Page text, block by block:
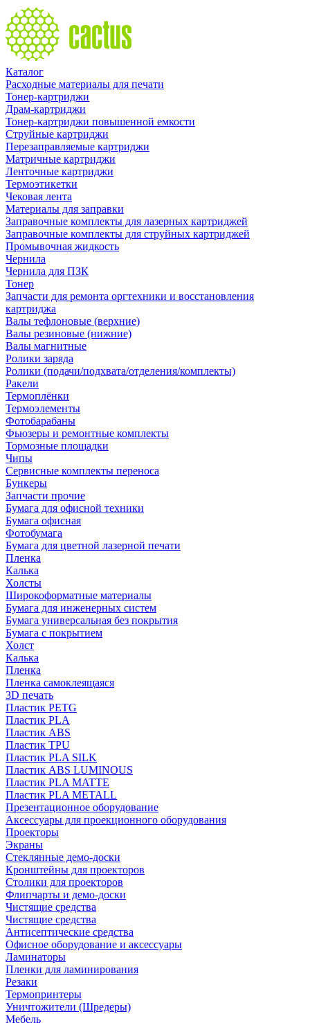
Каталог
Расходные материалы для печати
Тонер-картриджи
Драм-картриджи
Тонер-картриджи повышенной емкости
Струйные картриджи
Перезаправляемые картриджи
Матричные картриджи
Ленточные картриджи
Термоэтикетки
Чековая лента
Материалы для заправки
Заправочные комплекты для лазерных картриджей
Заправочные комплекты для струйных картриджей
Промывочная жидкость
Чернила
Чернила для ПЗК
Тонер
Запчасти для ремонта оргтехники и восстановления
картриджа
Валы тефлоновые (верхние)
Валы резиновые (нижние)
Валы магнитные
Ролики заряда
Ролики (подачи/подхвата/отделения/комплекты)
Ракели
Термоплёнки
Термоэлементы
Фотобарабаны
Фьюзеры и ремонтные комплекты
Тормозные площадки
Чипы
Сервисные комплекты переноса
Бункеры
Запчасти прочие
Бумага для офисной техники
Бумага офисная
Фотобумага
Бумага для цветной лазерной печати
Пленка
Калька
Холсты
Широкоформатные материалы
Бумага для инженерных систем
Бумага универсальная без покрытия
Бумага с покрытием
Холст
Калька
Пленка
Пленка самоклеящаяся
3D печать
Пластик PETG
Пластик PLA
Пластик ABS
Пластик TPU
Пластик PLA SILK
Пластик ABS LUMINOUS
Пластик PLA MATTE
Пластик PLA METALL
Презентационное оборудование
Аксессуары для проекционного оборудования
Проекторы
Экраны
Стеклянные демо-доски
Кронштейны для проекторов
Столики для проекторов
Флипчарты и демо-доски
Чистящие средства
Чистящие средства
Антисептические средства
Офисное оборудование и аксессуары
Ламинаторы
Пленки для ламинирования
Резаки
Термопринтеры
Уничтожители (Шредеры)
Мебель